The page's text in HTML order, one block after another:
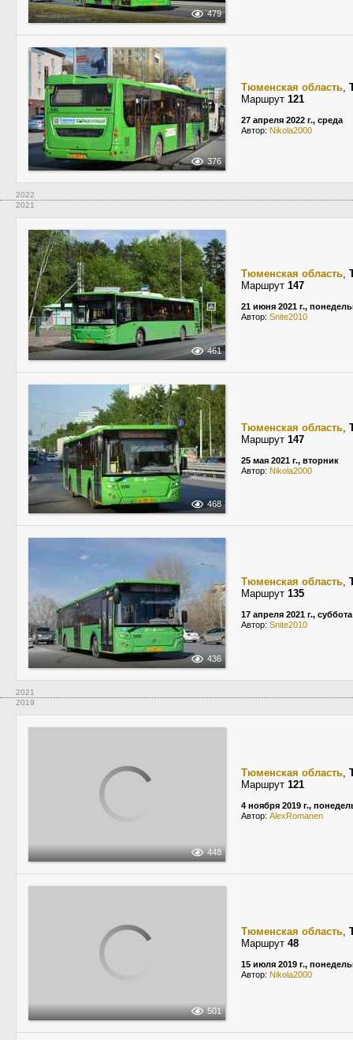
479
376
Тюменская область,
Маршрут 121
27 апреля 2022 г., среда
Автор: Nikola2000
2022
2021
461
Тюменская область,
Маршрут 147
21 июня 2021 г.,
Автор: Snite2010
468
Тюменская область,
Маршрут 147
25 мая 2021 г., вторник
Автор: Nikola2000
436
Тюменская область,
Маршрут 135
17 апреля 2021 г., суббота
Автор: Snite2010
2021
2019
448
Тюменская область,
Маршрут 121
4 ноября 2019 г.,
Автор: AlexRomanen
501
Тюменская область,
Маршрут 48
15 июля 2019 г.,
Автор: Nikola2000